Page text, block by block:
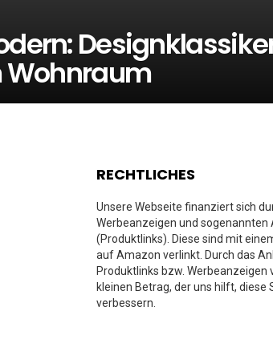
Wohnraum
RECHTLICHES
Unsere Webseite finanziert sich
Werbeanzeigen und sogenannten
(Produktlinks). Diese sind mit
auf Amazon verlinkt. Durch das
Produktlinks bzw. Werbeanzeigen
kleinen Betrag, der uns hilft, diese
verbessern.